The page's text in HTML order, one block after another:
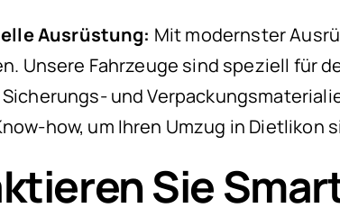
Ausrüstung: Mit modernster
Unsere Fahrzeuge sind speziell für
und
how, um Ihren Umzug in
Sie